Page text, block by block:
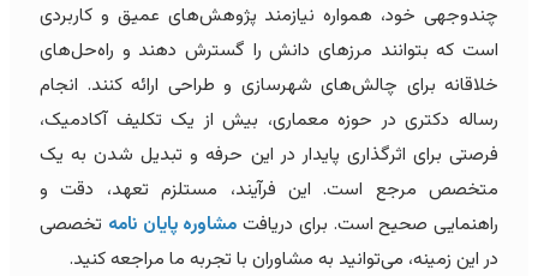
چندوجهی خود، همواره نیازمند پژوهش‌های عمیق و کاربردی
است که بتوانند مرزهای دانش را گسترش دهند و راه‌حل‌های
خلاقانه برای چالش‌های شهرسازی و طراحی ارائه کنند. انجام
رساله دکتری در حوزه معماری، بیش از یک تکلیف آکادمیک،
فرصتی برای اثرگذاری پایدار در این حرفه و تبدیل شدن به یک
متخصص مرجع است. این فرآیند، مستلزم تعهد، دقت و
راهنمایی صحیح است. برای دریافتمشاوره پایان نامهتخصصی
در این زمینه، می‌توانید به مشاوران با تجربه ما مراجعه کنید.